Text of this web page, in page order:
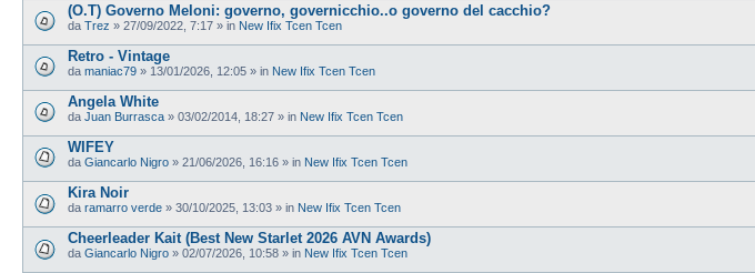
(O.T) Governo Meloni: governo, governicchio..o governo del cacchio?
da Trez » 27/09/2022, 7:17 » in New Ifix Tcen Tcen
Retro - Vintage
da maniac79 » 13/01/2026, 12:05 » in New Ifix Tcen Tcen
Angela White
da Juan Burrasca » 03/02/2014, 18:27 » in New Ifix Tcen Tcen
WIFEY
da Giancarlo Nigro » 21/06/2026, 16:16 » in New Ifix Tcen Tcen
Kira Noir
da ramarro verde » 30/10/2025, 13:03 » in New Ifix Tcen Tcen
Cheerleader Kait (Best New Starlet 2026 AVN Awards)
da Giancarlo Nigro » 02/07/2026, 10:58 » in New Ifix Tcen Tcen